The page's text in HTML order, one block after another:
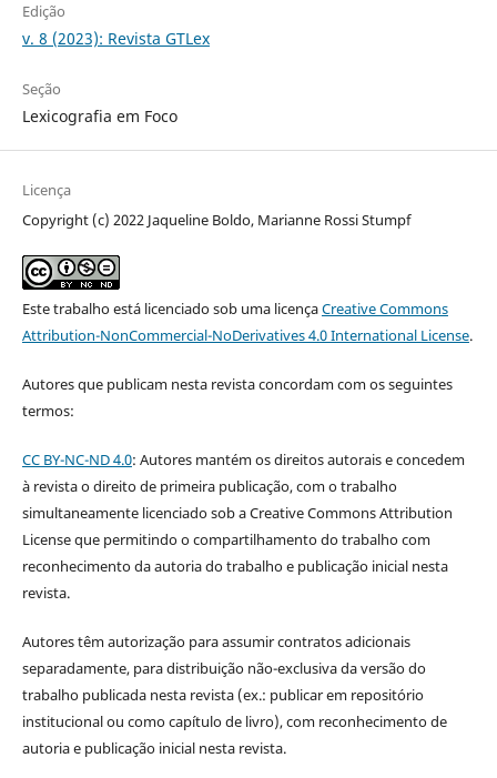
Edição
v. 8 (2023): Revista GTLex
Seção
Lexicografia em Foco
Licença
Copyright (c) 2022 Jaqueline Boldo, Marianne Rossi Stumpf
Este trabalho está licenciado sob uma licençaCreative Commons
Attribution-NonCommercial-NoDerivatives 4.0 International License.
Autores que publicam nesta revista concordam com os seguintes
termos:
CC BY-NC-ND 4.0: Autores mantém os direitos autorais e concedem
à revista o direito de primeira publicação, com o trabalho
simultaneamente licenciado sob a Creative Commons Attribution
License que permitindo o compartilhamento do trabalho com
reconhecimento da autoria do trabalho e publicação inicial nesta
revista.
Autores têm autorização para assumir contratos adicionais
separadamente, para distribuição não-exclusiva da versão do
trabalho publicada nesta revista (ex.: publicar em repositório
institucional ou como capítulo de livro), com reconhecimento de
autoria e publicação inicial nesta revista.